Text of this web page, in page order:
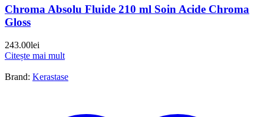
Chroma Absolu Fluide 210 ml Soin Acide Chroma
Gloss
243.00lei
Citește mai mult
Brand: Kerastase